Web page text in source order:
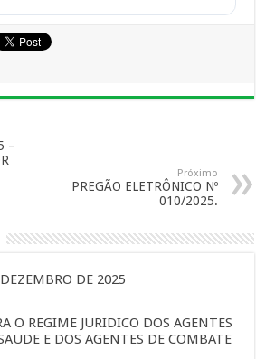
–
Próximo
PREGÃO ELETRÔNICO Nº
010/2025.
DE 2025
O REGIME JURIDICO DOS AGENTES
E DOS AGENTES DE COMBATE